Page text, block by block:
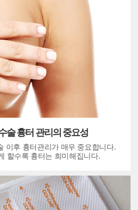
술 흉터 관리의 중요성
이후 흉터관리가 매우 중요합니다.
할수록 흉터는 희미해집니다.